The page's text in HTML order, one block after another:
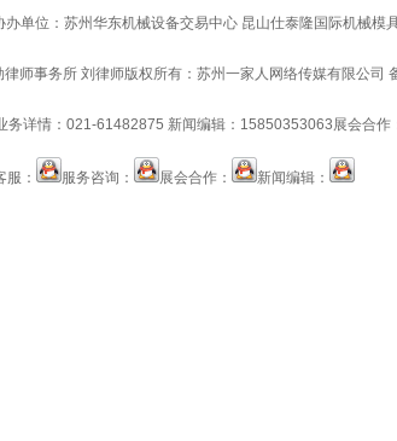
单位：苏州华东机械设备交易中心 昆山仕泰隆国际机械模
师事务所 刘律师版权所有：苏州一家人网络传媒有限公司
务详情：021-61482875 新闻编辑：15850353063展会合作
服： 服务咨询： 展会合作： 新闻编辑：